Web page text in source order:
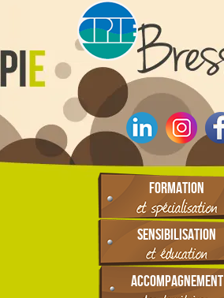
FORMATION
SENSIBILISATION
ACCOMPAGNEMENT